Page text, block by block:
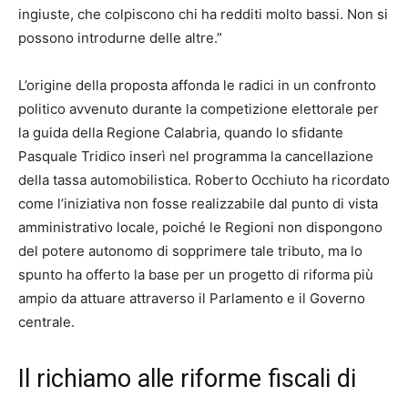
ingiuste, che colpiscono chi ha redditi molto bassi. Non si
possono introdurne delle altre.”
L’origine della proposta affonda le radici in un confronto
politico avvenuto durante la competizione elettorale per
la guida della Regione Calabria, quando lo sfidante
Pasquale Tridico inserì nel programma la cancellazione
della tassa automobilistica. Roberto Occhiuto ha ricordato
come l’iniziativa non fosse realizzabile dal punto di vista
amministrativo locale, poiché le Regioni non dispongono
del potere autonomo di sopprimere tale tributo, ma lo
spunto ha offerto la base per un progetto di riforma più
ampio da attuare attraverso il Parlamento e il Governo
centrale.
Il richiamo alle riforme fiscali di